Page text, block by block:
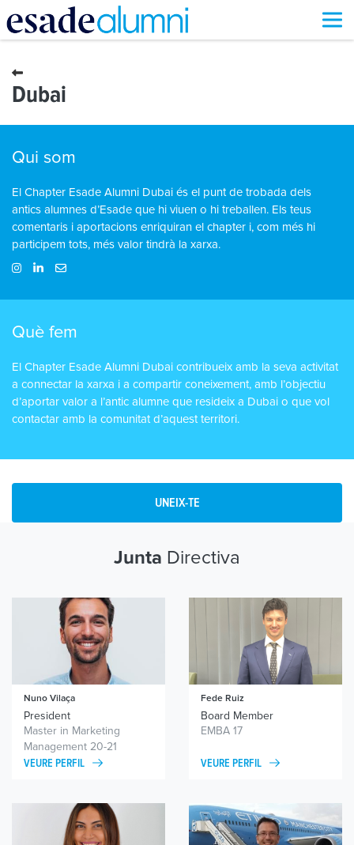
contingut
Dubai
Qui som
El Chapter Esade Alumni Dubai és el punt de trobada dels
antics alumnes d’Esade que hi viuen o hi treballen. Els teus
comentaris i aportacions enriquiran el chapter i, com més hi
participem tots, més valor tindrà la xarxa.
Què fem
El Chapter Esade Alumni Dubai contribueix amb la seva activitat
a connectar la xarxa i a compartir coneixement, amb l’objectiu
d’aportar valor a l’antic alumne que resideix a Dubai o que vol
contactar amb la comunitat d’aquest territori.
UNEIX-TE
Junta Directiva
Nuno Vilaça
President
Master in Marketing
Management 20-21
VEURE PERFIL
Fede Ruiz
Board Member
EMBA 17
VEURE PERFIL